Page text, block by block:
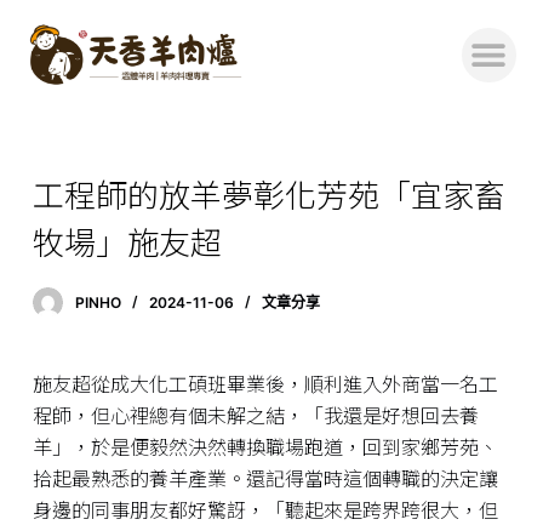
跳
至
主
容
工程師的放羊夢彰化芳苑「宜家畜
牧場」施友超
PINHO 2024-11-06 文章分享
施友超從成大化工碩班畢業後，順利進入外商當一名工
程師，但心裡總有個未解之結，「我還是好想回去養
羊」，於是便毅然決然轉換職場跑道，回到家鄉芳苑、
拾起最熟悉的養羊產業。還記得當時這個轉職的決定讓
身邊的同事朋友都好驚訝，「聽起來是跨界跨很大，但